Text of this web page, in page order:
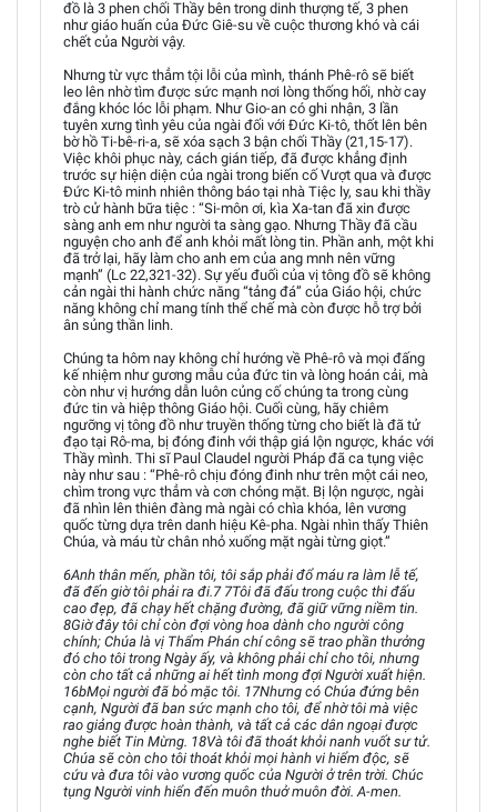
đồ là 3 phen chối Thầy bên trong dinh thượng tế, 3 phen
như giáo huấn của Đức Giê-su về cuộc thương khó và cái
chết của Người vậy.
Nhưng từ vực thẳm tội lỗi của mình, thánh Phê-rô sẽ biết
leo lên nhờ tìm được sức mạnh nơi lòng thống hối, nhờ cay
đắng khóc lóc lỗi phạm. Như Gio-an có ghi nhận, 3 lần
tuyên xưng tình yêu của ngài đối với Đức Ki-tô, thốt lên bên
bờ hồ Ti-bê-ri-a, sẽ xóa sạch 3 bận chối Thầy (21,15-17).
Việc khôi phục này, cách gián tiếp, đã được khẳng định
trước sự hiện diện của ngài trong biến cố Vượt qua và được
Đức Ki-tô minh nhiên thông báo tại nhà Tiệc ly, sau khi thầy
trò cử hành bữa tiệc : “Si-môn ơi, kìa Xa-tan đã xin được
sàng anh em như người ta sàng gạo. Nhưng Thầy đã cầu
nguyện cho anh để anh khỏi mất lòng tin. Phần anh, một khi
đã trở lại, hãy làm cho anh em của ang mnh nên vững
mạnh” (Lc 22,321-32). Sự yếu đuối của vị tông đồ sẽ không
cản ngài thi hành chức năng “tảng đá” của Giáo hội, chức
năng không chỉ mang tính thể chế mà còn được hỗ trợ bởi
ân sủng thần linh.
Chúng ta hôm nay không chỉ hướng về Phê-rô và mọi đấng
kế nhiệm như gương mẫu của đức tin và lòng hoán cải, mà
còn như vị hướng dẫn luôn củng cố chúng ta trong cùng
đức tin và hiệp thông Giáo hội. Cuối cùng, hãy chiêm
ngưỡng vị tông đồ như truyền thống từng cho biết là đã tử
đạo tại Rô-ma, bị đóng đinh với thập giá lộn ngược, khác với
Thầy mình. Thi sĩ Paul Claudel người Pháp đã ca tụng việc
này như sau : “Phê-rô chịu đóng đinh như trên một cái neo,
chìm trong vực thẳm và cơn chóng mặt. Bị lộn ngược, ngài
đã nhìn lên thiên đàng mà ngài có chìa khóa, lên vương
quốc từng dựa trên danh hiệu Kê-pha. Ngài nhìn thấy Thiên
Chúa, và máu từ chân nhỏ xuống mặt ngài từng giọt.”
6Anh thân mến, phần tôi, tôi sắp phải đổ máu ra làm lễ tế,
đã đến giờ tôi phải ra đi.7 7Tôi đã đấu trong cuộc thi đấu
cao đẹp, đã chạy hết chặng đường, đã giữ vững niềm tin.
8Giờ đây tôi chỉ còn đợi vòng hoa dành cho người công
chính; Chúa là vị Thẩm Phán chí công sẽ trao phần thưởng
đó cho tôi trong Ngày ấy, và không phải chỉ cho tôi, nhưng
còn cho tất cả những ai hết tình mong đợi Người xuất hiện.
16bMọi người đã bỏ mặc tôi. 17Nhưng có Chúa đứng bên
cạnh, Người đã ban sức mạnh cho tôi, để nhờ tôi mà việc
rao giảng được hoàn thành, và tất cả các dân ngoại được
nghe biết Tin Mừng. 18Và tôi đã thoát khỏi nanh vuốt sư tử.
Chúa sẽ còn cho tôi thoát khỏi mọi hành vi hiểm độc, sẽ
cứu và đưa tôi vào vương quốc của Người ở trên trời. Chúc
tụng Người vinh hiển đến muôn thuở muôn đời. A-men.